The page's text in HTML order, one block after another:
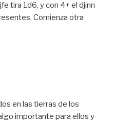
tira 1d6, y con 4+ el djinn
Comienza otra
en las tierras de los
importante para ellos y